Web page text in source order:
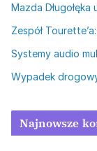
Mazda
Zespół
Systemy audio
Wypadek
Najnowsze